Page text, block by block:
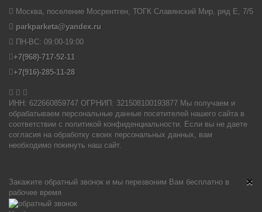
Москва, поселение Мосрентген, ТОГК Славянский Мир, ряд Е, 7/5
parkparketa@yandex.ru
ПН-ВС: 09:00-19:00
+7(968)-717-52-11
+7(916)-285-11-28
 
ИНН: 622660859747 ОГРНИП: 321508100193877 Мы получаем и
обрабатываем персональные данные посетителей нашего сайта в
соответствии с политикой конфиденциальности. Если вы не даете
согласия на обработку своих персональных данных, вам
необходимо покинуть наш сайт.
×
Закажите обратный звонок и мы перезвоним Вам бесплатно в
рабочее время